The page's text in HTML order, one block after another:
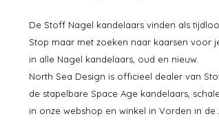
De Stoff Nagel kandelaars vinden als
Stop maar met zoeken naar kaarsen voor
in alle Nagel kandelaars, oud en nieuw.
North Sea Design is officieel dealer van
de stapelbare Space Age kandelaars,
in onze webshop en winkel in Vorden in de